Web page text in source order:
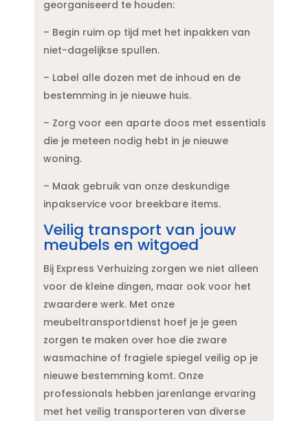
georganiseerd te houden:
– Begin ruim op tijd met het inpakken van
niet-dagelijkse spullen.​
– Label alle dozen met de inhoud en de
bestemming in je nieuwe huis.​
– Zorg voor een aparte doos met essentials
die je meteen nodig hebt in je nieuwe
woning.​
– Maak gebruik van onze deskundige
inpakservice voor breekbare items.​
Veilig transport van jouw
meubels en witgoed
Bij Express Verhuizing zorgen we niet alleen
voor de kleine dingen, maar ook voor het
zwaardere werk.​ Met onze
meubeltransportdienst hoef je je geen
zorgen te maken over hoe die zware
wasmachine of fragiele spiegel veilig op je
nieuwe bestemming komt.​ Onze
professionals hebben jarenlange ervaring
met het veilig transporteren van diverse